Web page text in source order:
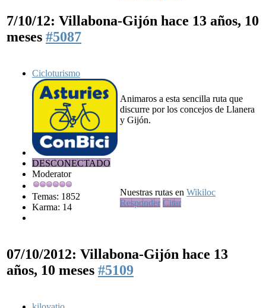
7/10/12: Villabona-Gijón hace 13 años, 10
meses #5087
Cicloturismo
DESCONECTADO
Moderator
Temas: 1852
Karma: 14
Animaros a esta sencilla ruta que
discurre por los concejos de Llanera
y Gijón.
Nuestras rutas en Wikiloc
Responder Citar
07/10/2012: Villabona-Gijón hace 13
años, 10 meses #5109